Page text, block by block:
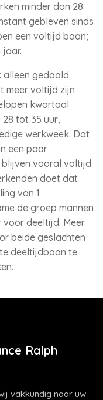
minder dan 28
gebleven sinds
een voltijd baan;
gedaald
meer voltijd zijn
kwartaal
tot 35 uur,
werkweek. Dat
een paar
blijven vooral voltijd
doet dat
van 1
de groep mannen
voor deeltijd. Meer
beide geslachten
deeltijdbaan te
Ralph
vakkundig naar uw